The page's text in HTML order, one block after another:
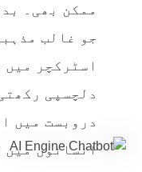
ممکن بھی۔
جو غالب
اسٹرکچر میں
دلچسپی
دروبست میں
انسانوں میں